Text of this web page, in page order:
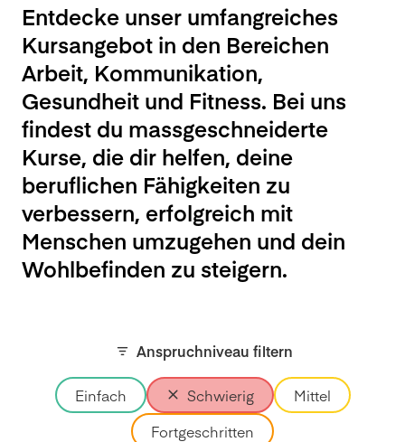
Entdecke unser umfangreiches
Kursangebot in den Bereichen
Arbeit, Kommunikation,
Gesundheit und Fitness. Bei uns
findest du massgeschneiderte
Kurse, die dir helfen, deine
beruflichen Fähigkeiten zu
verbessern, erfolgreich mit
Menschen umzugehen und dein
Wohlbefinden zu steigern.
Anspruchniveau filtern
Einfach Schwierig
Mittel
Fortgeschritten